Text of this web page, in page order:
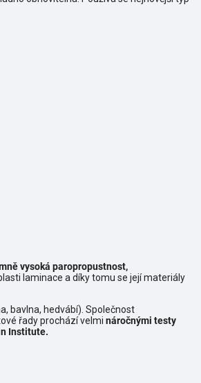
vysoká paropropustnost,
laminace a díky tomu se její materiály
bavlna, hedvábí). Společnost
řady prochází velmi náročnými testy
Institute.